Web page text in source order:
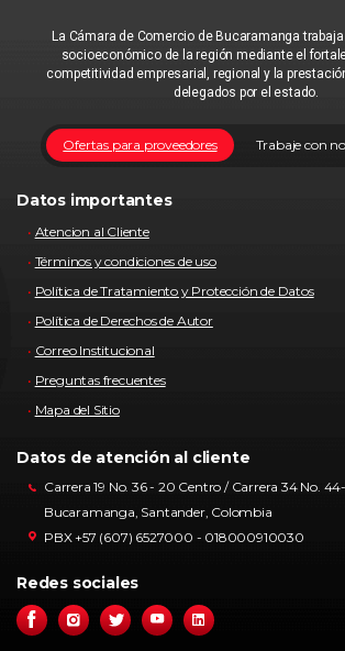
La Cámara de Comercio de Bucaramanga
socioeconómico de la región mediante el
competitividad empresarial, regional y la
delegados por el estado.
Trabaje con
Ofertas para proveedores
Datos importantes
Atencion al Cliente
Términos y condiciones de uso
Política de Tratamiento y Protección de Datos
Política de Derechos de Autor
Correo Institucional
Preguntas frecuentes
Mapa del Sitio
Datos de atención al cliente
Carrera 19 No. 36 - 20 Centro / Carrera 34 No.
Bucaramanga, Santander, Colombia
PBX +57 (607) 6527000 - 018000910030
Redes sociales